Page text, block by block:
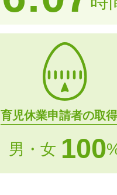
育児休業申請者の取
男・女 100